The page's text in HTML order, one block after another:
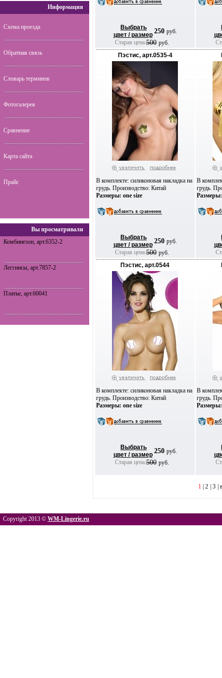
Информация
Схема проезда
Обратная связь
Словарь терминов
Фотогалерея
Сравнение
Карта сайта
Прайс
Вы просматривали
Комбинезон, арт.6352-2
Леггинсы, арт.7857-2
Платье, арт.60041
Выбрать
цвет / размер 250 руб.
Старая цена:500 руб.
Пэстис, арт.0535-4
В комплекте: силиконовая накладка на
грудь. Производство: Китай
Размеры: one size
Выбрать
цвет / размер 250 руб.
Старая цена:500 руб.
В
грудь.
Размеры:
Пэстис, арт.0544
В комплекте: силиконовая накладка на
грудь. Производство: Китай
Размеры: one size
Выбрать
цвет / размер 250 руб.
Старая цена:500 руб.
В
грудь.
Размеры:
1| 2 3
Copyright 2013 © WM-Lingerie.ru